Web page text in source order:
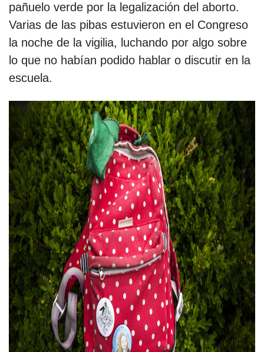
pañuelo verde por la legalización del aborto.
Varias de las pibas estuvieron en el Congreso
la noche de la vigilia, luchando por algo sobre
lo que no habían podido hablar o discutir en la
escuela.